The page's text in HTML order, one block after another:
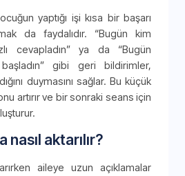
yaptığı işi kısa bir başarı
da faydalıdır. “Bugün kim
cevapladın” ya da “Bugün
gibi geri bildirimler,
duymasını sağlar. Bu küçük
artırır ve bir sonraki seans için
nasıl aktarılır?
aileye uzun açıklamalar